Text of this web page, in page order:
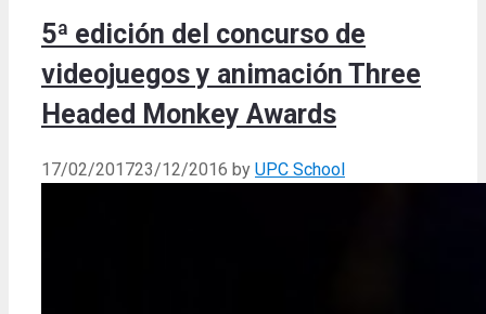
5ª edición del concurso de
videojuegos y animación Three
Headed Monkey Awards
17/02/201723/12/2016 by UPC School